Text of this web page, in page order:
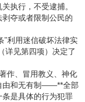
执行，不受逮捕。
夺或者限制公民的
"利用迷信破坏法律实
详见第四项）决定了
作、冒用教义、神化
由和无有制——**全部
是具体的行为犯罪